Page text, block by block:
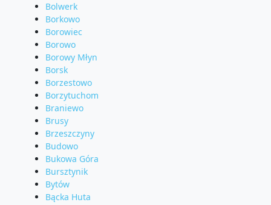
Bolwerk
Borkowo
Borowiec
Borowo
Borowy Młyn
Borsk
Borzestowo
Borzytuchom
Braniewo
Brusy
Brzeszczyny
Budowo
Bukowa Góra
Bursztynik
Bytów
Bącka Huta